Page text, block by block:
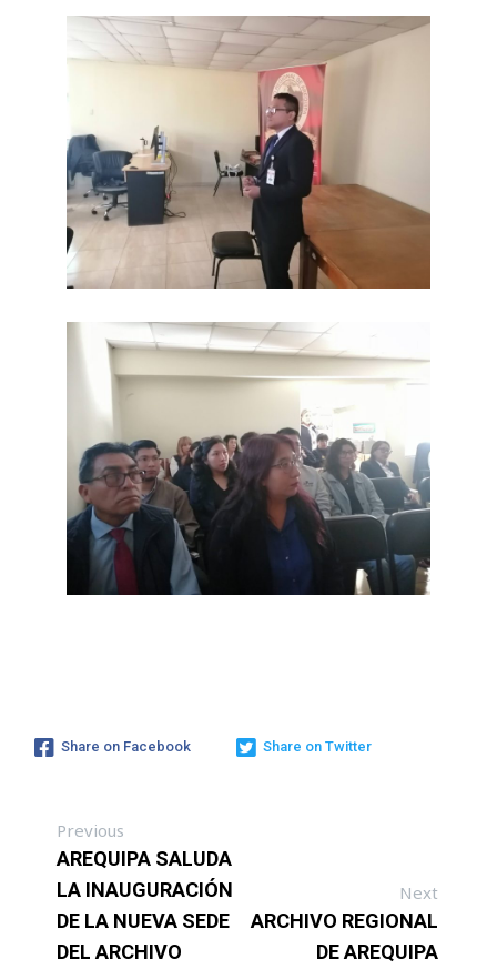
Share on Facebook Share on Twitter
Previous
AREQUIPA SALUDA
LA INAUGURACIÓN
DE LA NUEVA SEDE
DEL ARCHIVO
Next
ARCHIVO REGIONAL
DE AREQUIPA